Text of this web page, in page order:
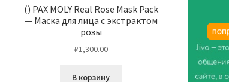
() PAX MOLY Real Rose Mask Pack
— Маска для лица с экстрактом
розы
₽1,300.00
В корзину